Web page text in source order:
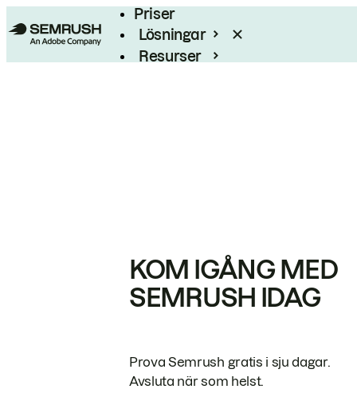
Priser
Lösningar
Resurser
KOM IGÅNG MED
SEMRUSH IDAG
Prova Semrush gratis i sju dagar.
Avsluta när som helst.